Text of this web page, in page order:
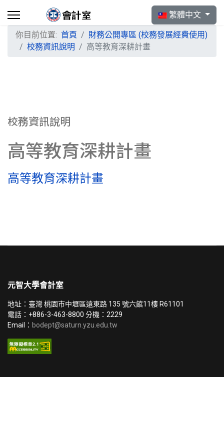
選擇你的語言
繁體中文
你目前位置: 首頁
財務公開專區 (校務發展經費使用)
校務資訊說明
高等教育深耕計畫
校務資訊說明
高等教育深耕計畫
高等教育深耕計畫
元智大學會計室
地址：臺灣 桃園市中壢區遠東路 135 號六館11樓 R61101
電話：+886-3-463-8800 分機：2229
Email： bodept@saturn.yzu.edu.tw